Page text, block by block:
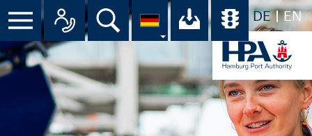
DE EN
Suche Ihr Download-